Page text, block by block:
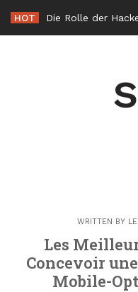
content
HOT
WRITTEN BY
Les
Concevoir
Mobile-